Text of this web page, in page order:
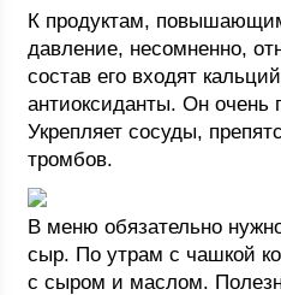
К продуктам,
давление, несомненно,
состав его входят
антиоксиданты. Он очень
Укрепляет сосуды,
тромбов.
В меню обязательно
сыр. По утрам с чашкой
с сыром и маслом.